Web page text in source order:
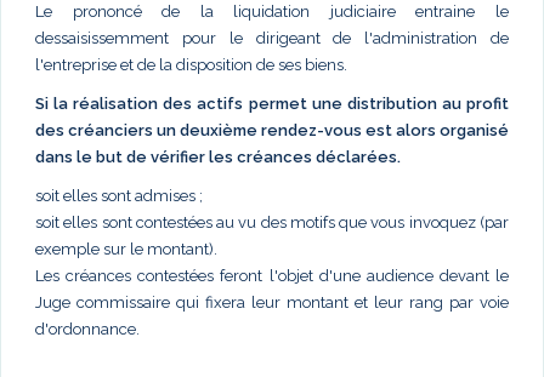
Le prononcé de la liquidation judiciaire entraine le
dessaisissemment pour le dirigeant de l'administration de
l'entreprise et de la disposition de ses biens.
Si la réalisation des actifs permet une distribution au profit
des créanciers un deuxième rendez-vous est alors organisé
dans le but de vérifier les créances déclarées.
soit elles sont admises ;
soit elles sont contestées au vu des motifs que vous invoquez (par
exemple sur le montant).
Les créances contestées feront l'objet d'une audience devant le
Juge commissaire qui fixera leur montant et leur rang par voie
d'ordonnance.